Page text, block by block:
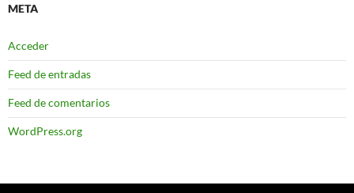
META
Acceder
Feed de entradas
Feed de comentarios
WordPress.org